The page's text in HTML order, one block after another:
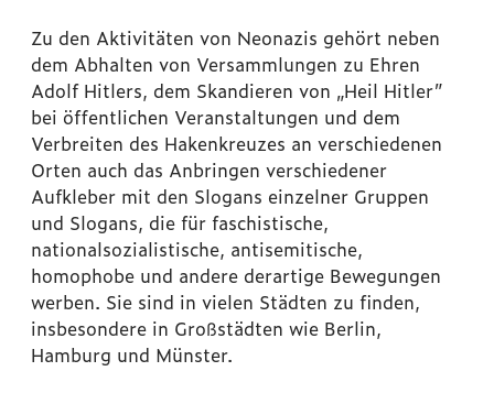
Zu den Aktivitäten von Neonazis gehört neben
dem Abhalten von Versammlungen zu Ehren
Adolf Hitlers, dem Skandieren von „Heil Hitler”
bei öffentlichen Veranstaltungen und dem
Verbreiten des Hakenkreuzes an verschiedenen
Orten auch das Anbringen verschiedener
Aufkleber mit den Slogans einzelner Gruppen
und Slogans, die für faschistische,
nationalsozialistische, antisemitische,
homophobe und andere derartige Bewegungen
werben. Sie sind in vielen Städten zu finden,
insbesondere in Großstädten wie Berlin,
Hamburg und Münster.